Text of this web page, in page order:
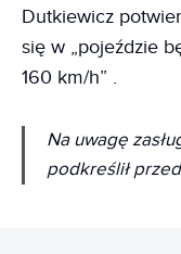
Dutkiewicz
się w „pojeździe
160 km/h” .
Na uwagę
podkreślił